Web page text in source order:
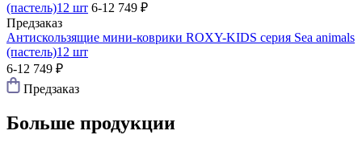
(пастель)12 шт 6-12 749 ₽
Предзаказ
Антискользящие мини-коврики ROXY-KIDS серия Sea animals
(пастель)12 шт
6-12 749 ₽
Предзаказ
Больше продукции